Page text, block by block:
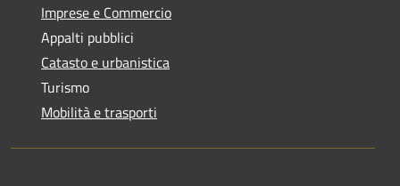
Imprese e Commercio
Appalti pubblici
Catasto e urbanistica
Turismo
Mobilità e trasporti